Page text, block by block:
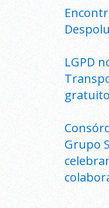
LGPD
gratuito
Grupo